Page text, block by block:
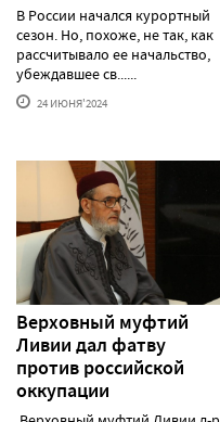
В России начался курортный
сезон. Но, похоже, не так, как
рассчитывало ее начальство,
убеждавшее св......
24 ИЮНЯ'2024
Верховный муфтий
Ливии дал фатву
против российской
оккупации